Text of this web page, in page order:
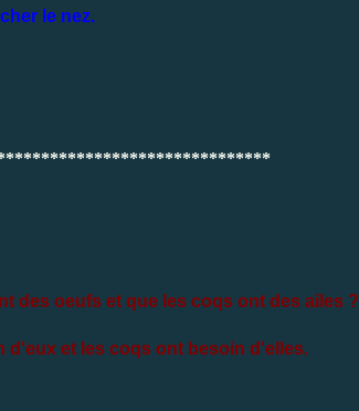
le nez.
des oeufs et que les coqs ont des ailes ?
d'eux et les coqs ont besoin d'elles.